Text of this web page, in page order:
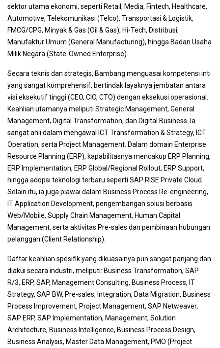
sektor utama ekonomi, seperti Retail, Media, Fintech, Healthcare,
Automotive, Telekomunikasi (Telco), Transportasi & Logistik,
FMCG/CPG, Minyak & Gas (Oil & Gas), Hi-Tech, Distribusi,
Manufaktur Umum (General Manufacturing), hingga Badan Usaha
Milik Negara (State-Owned Enterprise).
Secara teknis dan strategis, Bambang menguasai kompetensi inti
yang sangat komprehensif, bertindak layaknya jembatan antara
visi eksekutif tinggi (CEO, CIO, CTO) dengan eksekusi operasional.
Keahlian utamanya meliputi Strategic Management, General
Management, Digital Transformation, dan Digital Business. Ia
sangat ahli dalam mengawal ICT Transformation & Strategy, ICT
Operation, serta Project Management. Dalam domain Enterprise
Resource Planning (ERP), kapabilitasnya mencakup ERP Planning,
ERP Implementation, ERP Global/Regional Rollout, ERP Support,
hingga adopsi teknologi terbaru seperti SAP RISE Private Cloud.
Selain itu, ia juga piawai dalam Business Process Re-engineering,
IT Application Development, pengembangan solusi berbasis
Web/Mobile, Supply Chain Management, Human Capital
Management, serta aktivitas Pre-sales dan pembinaan hubungan
pelanggan (Client Relationship).
Daftar keahlian spesifik yang dikuasainya pun sangat panjang dan
diakui secara industri, meliputi: Business Transformation, SAP
R/3, ERP, SAP, Management Consulting, Business Process, IT
Strategy, SAP BW, Pre-sales, Integration, Data Migration, Business
Process Improvement, Project Management, SAP Netweaver,
SAP ERP, SAP Implementation, Management, Solution
Architecture, Business Intelligence, Business Process Design,
Business Analysis, Master Data Management, PMO (Project